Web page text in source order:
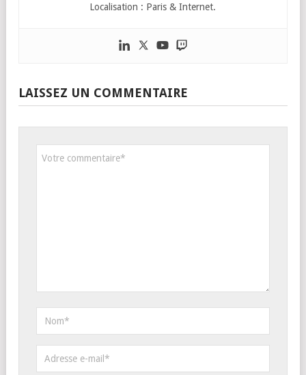
Localisation : Paris & Internet.
LAISSEZ UN COMMENTAIRE